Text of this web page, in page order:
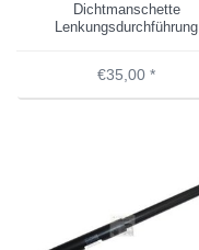
Dichtmanschette
Lenkungsdurchführung
€35,00 *